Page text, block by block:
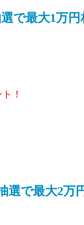
で最大1万円
！
選で最大2万